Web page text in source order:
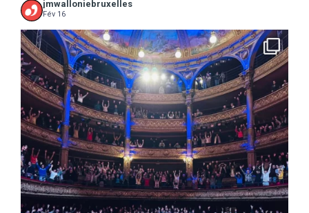
jmwalloniebruxelles
Fév 16
16 concerts scolaires, 3 tout public, 3620 ...
10 0